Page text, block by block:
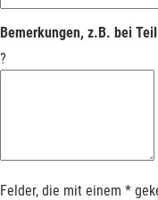
Bemerkungen, z.B. bei
?
Felder, die mit einem *